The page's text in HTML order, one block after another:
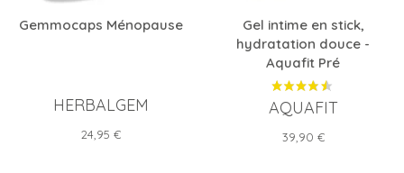
Gemmocaps Ménopause
HERBALGEM
Prix
24,95 €
Gel intime en stick,
hydratation douce -
Aquafit Pré
AQUAFIT
Prix
39,90 €